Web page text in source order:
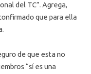
del TC”. Agrega,
que para ella
de que esta no
“sí es una